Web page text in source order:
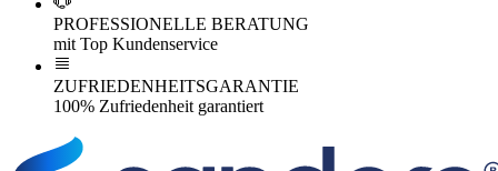
PROFESSIONELLE BERATUNG
mit Top Kundenservice
ZUFRIEDENHEITSGARANTIE
100% Zufriedenheit garantiert